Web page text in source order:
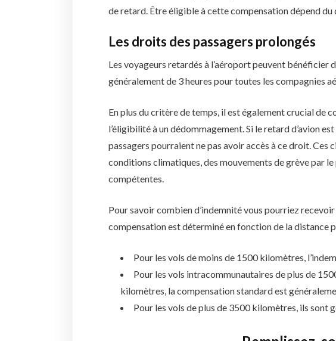
de retard. Être éligible à cette compensation dépend
Les droits des passagers prolongés
Les voyageurs retardés à l’aéroport peuvent bénéficier
généralement de 3 heures pour toutes les compagnies
En plus du critère de temps, il est également crucial de
l’éligibilité à un dédommagement. Si le retard d’avion
passagers pourraient ne pas avoir accès à ce droit.
conditions climatiques, des mouvements de grève par
compétentes.
Pour savoir combien d’indemnité vous pourriez
compensation est déterminé en fonction de la distance
Pour les vols de moins de 1500 kilomètres,
Pour les vols intracommunautaires de plus de
kilomètres, la compensation standard est
Pour les vols de plus de 3500 kilomètres, ils sont